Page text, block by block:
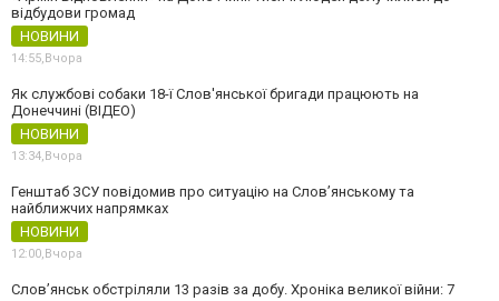
відбудови громад
НОВИНИ
14:55, Вчора
Як службові собаки 18-ї Слов'янської бригади працюють на
Донеччині (ВІДЕО)
НОВИНИ
13:34, Вчора
Генштаб ЗСУ повідомив про ситуацію на Слов’янському та
найближчих напрямках
НОВИНИ
12:00, Вчора
Слов’янськ обстріляли 13 разів за добу. Хроніка великої війни: 7